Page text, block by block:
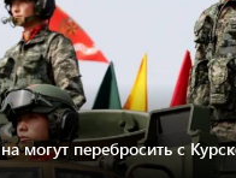
могут перебросить с